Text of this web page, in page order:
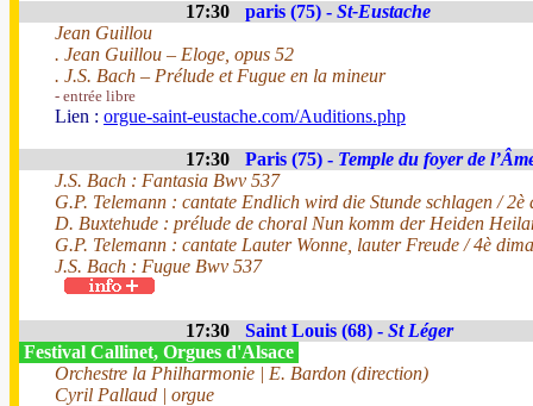
17:30 paris (75) - St-Eustache
Jean Guillou
. Jean Guillou – Eloge, opus 52
. J.S. Bach – Prélude et Fugue en la mineur
- entrée libre
Lien : orgue-saint-eustache.com/Auditions.php
17:30 Paris (75) - Temple du foyer de
J.S. Bach : Fantasia Bwv 537
G.P. Telemann : cantate Endlich wird die Stunde schlagen / 2è
D. Buxtehude : prélude de choral Nun komm der Heiden
G.P. Telemann : cantate Lauter Wonne, lauter Freude / 4è
J.S. Bach : Fugue Bwv 537
17:30 Saint Louis (68) - St Léger
Festival Callinet, Orgues d'Alsace
Orchestre la Philharmonie | E. Bardon (direction)
Cyril Pallaud | orgue